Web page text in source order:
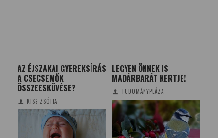
AZ ÉJSZAKAI GYEREKSÍRÁS
A CSECSEMŐK
ÖSSZEESKÜVÉSE?
KISS ZSÓFIA
LEGYEN ÖNNEK IS
MADÁRBARÁT KERTJE!
TUDOMÁNYPLÁZA